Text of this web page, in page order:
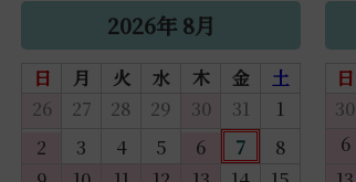
2026年 8月
日 月 火 水 木 金
土
26
27 28 29 30 31
1
2
3 4 5 6 7
8
日
30
6